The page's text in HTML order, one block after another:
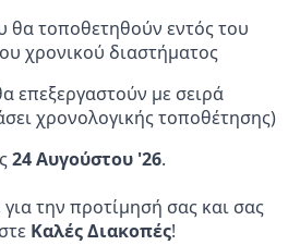
Αντιπρόσωπος:
Service Point:
θα τοποθετηθούν εντός του
χρονικού διαστήματος
επεξεργαστούν με σειρά
χρονολογικής τοποθέτησης)
24 Αυγούστου '26.
την προτίμησή σας και σας
Καλές Διακοπές!